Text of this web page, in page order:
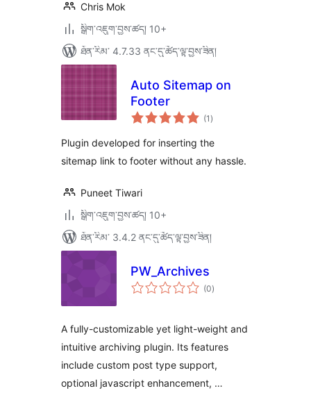
Chris Mok
སྒྲིག་འཇུག་བྱས་ཚད། 10+
ཐོན་རིམ་ 4.7.33 ནང་དུ་ཚོད་ལྟ་བྱས་ཟིན།
Auto Sitemap on
Footer
(1 གདེང་
འཇོག་
ཚང་།
)
Plugin developed for inserting the
sitemap link to footer without any hassle.
Puneet Tiwari
སྒྲིག་འཇུག་བྱས་ཚད། 10+
ཐོན་རིམ་ 3.4.2 ནང་དུ་ཚོད་ལྟ་བྱས་ཟིན།
PW_Archives
(0གདེང་
འཇོག་
)
A fully-customizable yet light-weight and
intuitive archiving plugin. Its features
include custom post type support,
optional javascript enhancement, …